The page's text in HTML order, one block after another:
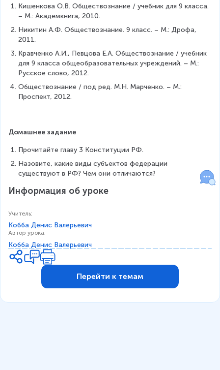
Кишенкова О.В. Обществознание / учебник для 9 класса.
– М.: Академкнига, 2010.
Никитин А.Ф. Обществознание. 9 класс. – М.: Дрофа,
2011.
Кравченко А.И., Певцова Е.А. Обществознание / учебник
для 9 класса общеобразовательных учреждений. – М.:
Русское слово, 2012.
Обществознание / под ред. М.Н. Марченко. – М.:
Проспект, 2012.
Домашнее задание
Прочитайте главу 3 Конституции РФ.
Назовите, какие виды субъектов федерации
существуют в РФ? Чем они отличаются?
Информация об уроке
Учитель:
Кобба Денис Валерьевич
Автор урока:
Кобба Денис Валерьевич
Перейти к темам